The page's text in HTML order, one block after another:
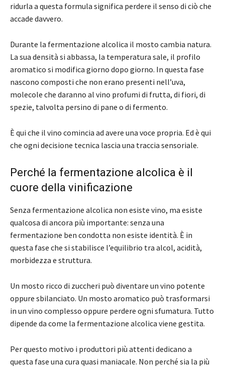
ridurla a questa formula significa perdere il senso di ciò che
accade davvero.
Durante la fermentazione alcolica il mosto cambia natura.
La sua densità si abbassa, la temperatura sale, il profilo
aromatico si modifica giorno dopo giorno. In questa fase
nascono composti che non erano presenti nell’uva,
molecole che daranno al vino profumi di frutta, di fiori, di
spezie, talvolta persino di pane o di fermento.
È qui che il vino comincia ad avere una voce propria. Ed è qui
che ogni decisione tecnica lascia una traccia sensoriale.
Perché la fermentazione alcolica è il
cuore della vinificazione
Senza fermentazione alcolica non esiste vino, ma esiste
qualcosa di ancora più importante: senza una
fermentazione ben condotta non esiste identità. È in
questa fase che si stabilisce l’equilibrio tra alcol, acidità,
morbidezza e struttura.
Un mosto ricco di zuccheri può diventare un vino potente
oppure sbilanciato. Un mosto aromatico può trasformarsi
in un vino complesso oppure perdere ogni sfumatura. Tutto
dipende da come la fermentazione alcolica viene gestita.
Per questo motivo i produttori più attenti dedicano a
questa fase una cura quasi maniacale. Non perché sia la più